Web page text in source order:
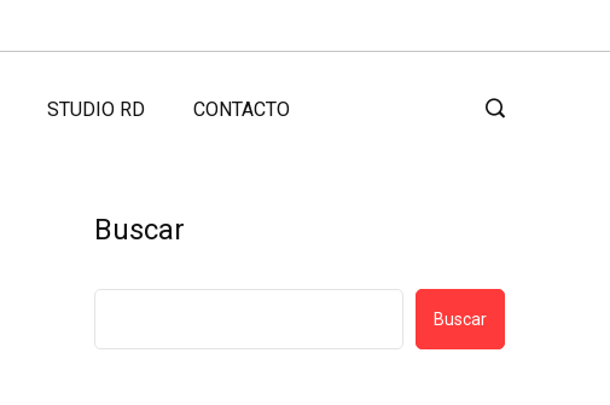
STUDIO RD CONTACTO
Buscar
Buscar